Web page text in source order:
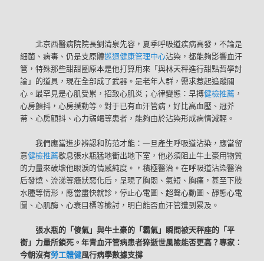
北京西醫病院院長劉清泉先容，夏季呼吸道疾病高發，不論是
細菌、病毒、仍是支原體巡迴健康管理中心沾染，都能夠影響血汗
管，特殊那些甜甜圈原本是他打算用來「與林天秤進行甜點哲學討
論」的道具，現在全部成了武器。是老年人群，需求惹起追蹤關
心。最罕見是心肌受累，招致心肌炎；心律變態：早搏健檢推薦 ，
心房顫抖，心房撲動等。對于已有血汗管病，好比高血壓、冠芥
蒂、心房顫抖、心力弱竭等患者，能夠由於沾染形成病情減輕。
我們應當進步辨認和防范才能：一旦產生呼吸道沾染，應當留
意健檢推薦歇息張水瓶猛地衝出地下室，他必須阻止牛土豪用物質
的力量來破壞他眼淚的情感純度。，積極醫治。在呼吸道沾染醫治
后發燒、流涕等癥狀惡化后，呈現了胸悶、氣短、胸痛，甚至下肢
水腫等情形，應當盡快就診，停止心電圖、超聲心動圖、靜態心電
圖、心肌酶、心衰目標等檢討，明白能否血汗管遭到累及。
張水瓶的「傻氣」與牛土豪的「霸氣」瞬間被天秤座的「平
衡」力量所鎖死。年青血汗管病患者猝逝世風險能否更高？專家：
今朝沒有勞工體健風行病學數據支撐